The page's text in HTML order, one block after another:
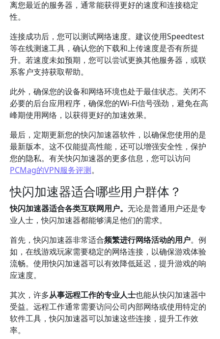
离您最近的服务器，通常能获得更好的速度和连接稳定
性。
连接成功后，您可以测试网络速度。建议使用Speedtest
等在线测速工具，确认您的下载和上传速度是否有所提
升。若速度未如预期，您可以尝试更换其他服务器，或联
系客户支持获取帮助。
此外，确保您的设备和网络环境也处于最佳状态。关闭不
必要的后台应用程序，确保您的Wi-Fi信号强劲，避免在高
峰期使用网络，以获得更好的加速效果。
最后，定期更新您的快闪加速器软件，以确保您使用的是
最新版本。这不仅能提高性能，还可以增强安全性，保护
您的隐私。有关快闪加速器的更多信息，您可以访问
PCMag的VPN服务评测。
快闪加速器适合哪些用户群体？
快闪加速器适合各类互联网用户。 无论是普通用户还是专
业人士，快闪加速器都能够满足他们的需求。
首先，快闪加速器非常适合频繁进行网络活动的用户。例
如，在线游戏玩家需要稳定的网络连接，以确保游戏体验
流畅。使用快闪加速器可以有效降低延迟，提升游戏的响
应速度。
其次，许多从事远程工作的专业人士也能从快闪加速器中
受益。远程工作通常需要访问公司内部网络或使用特定的
软件工具，快闪加速器可以加速这些连接，提升工作效
率。